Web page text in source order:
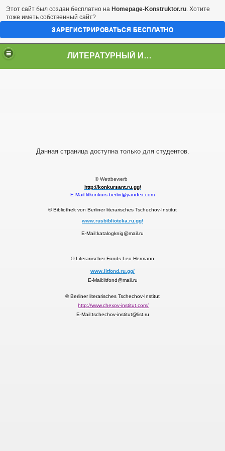
ЛИТЕРАТУРНЫЙ ИНСТИТУТ имени А.П.ЧЕХОВА
Данная страница доступна только для студентов.
© Wettbewerb
http://konkursant.ru.gg/
E-Mail:litkonkurs-berlin@yandex.com
© Bibliothek von Berliner literarisches Tschechov-Institut
www.rusbiblioteka.ru.gg/
E-Mail:katalogknig@mail.ru
© Literariischer Fonds Leo Hermann
www.litfond.ru.gg/
E-Mail:litfond@mail.ru
© Berliner literarisches Tschechov-Institut
http://www.chexov-institut.com/
E-Mail:tschechov-institut@list.ru
Этот сайт был создан бесплатно на Homepage-Konstruktor.ru. Хотите
тоже иметь собственный сайт?
ЗАРЕГИСТРИРОВАТЬСЯ БЕСПЛАТНО